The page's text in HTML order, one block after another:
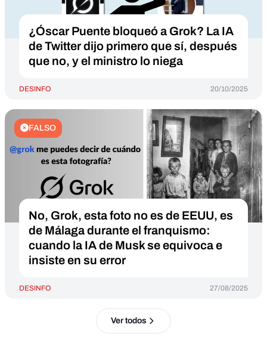
¿Óscar Puente bloqueó a Grok? La IA
de Twitter dijo primero que sí, después
que no, y el ministro lo niega
DESINFO 20/10/2025
FALSO
No, Grok, esta foto no es de EEUU, es
de Málaga durante el franquismo:
cuando la IA de Musk se equivoca e
insiste en su error
DESINFO 27/08/2025
Ver todos